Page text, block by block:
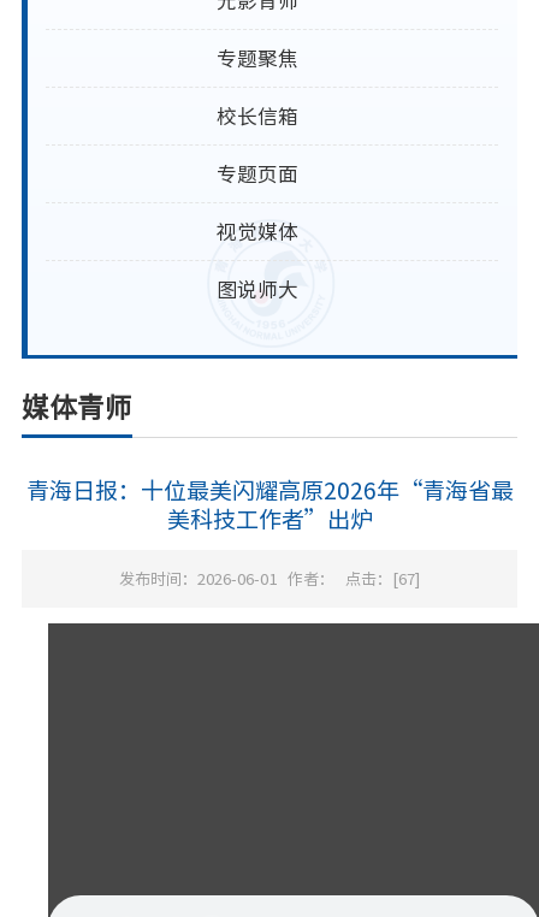
专题聚焦
校长信箱
专题页面
视觉媒体
图说师大
媒体青师
青海日报：十位最美闪耀高原2026年“青海省最
美科技工作者”出炉
发布时间：2026-06-01 作者： 点击：[67]